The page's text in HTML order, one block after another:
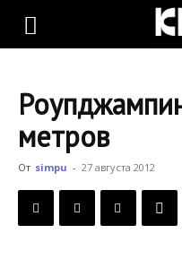
KLOOP.KG
Новости
метров
От simpu - 27 августа 2012